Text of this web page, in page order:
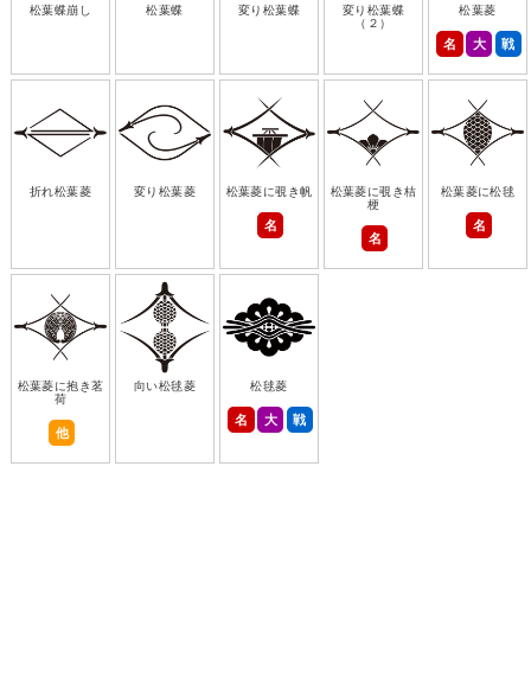
松葉蝶崩し 松葉蝶 変り松葉蝶
変り松葉蝶
（２）
松葉菱
名 大 戦
折れ松葉菱 変り松葉菱 松葉菱に覗き帆
名
松葉菱に覗き桔
梗
名
松葉菱に松毬
名
松葉菱に抱き茗
荷
他
向い松毬菱 松毬菱
名 大 戦